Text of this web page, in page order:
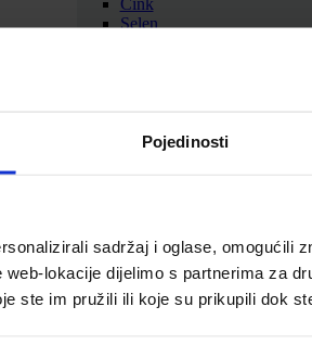
Pojedinosti
sadržaj i oglase, omogućili
lokacije dijelimo s partnerima za
ste im pružili ili koje su prikupili dok
Cink
Selen
Zdravlje i ljepota
Biljni balzami
Homeopatski proizvodi
Tinkture
Omega masne kiseline